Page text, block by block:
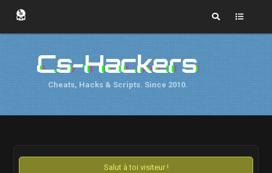
Cs-Hackers
Cheats, Hacks & Scripts. Since 2010.
Salut à toi visiteur !